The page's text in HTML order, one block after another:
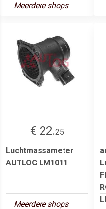
Meerdere shops
€ 22.25
Luchtmassameter
AUTLOG LM1011
Meerdere shops